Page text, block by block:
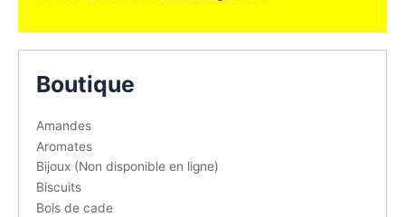
Boutique
Amandes
Aromates
Bijoux (Non disponible en ligne)
Biscuits
Bois de cade